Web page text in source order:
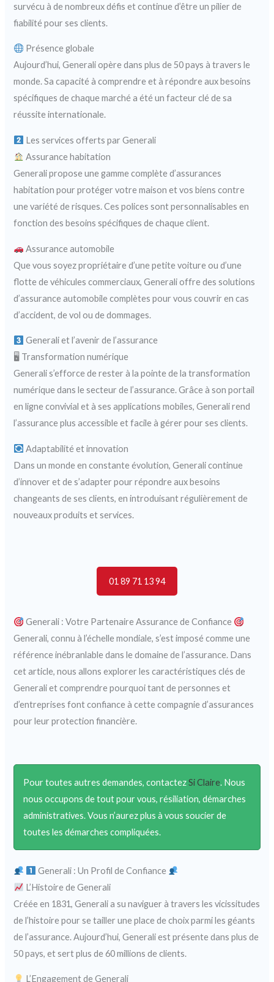
survécu à de nombreux défis et continue d’être un pilier de
fiabilité pour ses clients.
Présence globale
Aujourd’hui, Generali opère dans plus de 50 pays à travers le
monde. Sa capacité à comprendre et à répondre aux besoins
spécifiques de chaque marché a été un facteur clé de sa
réussite internationale.
Les services offerts par Generali
Assurance habitation
Generali propose une gamme complète d’assurances
habitation pour protéger votre maison et vos biens contre
une variété de risques. Ces polices sont personnalisables en
fonction des besoins spécifiques de chaque client.
Assurance automobile
Que vous soyez propriétaire d’une petite voiture ou d’une
flotte de véhicules commerciaux, Generali offre des solutions
d’assurance automobile complètes pour vous couvrir en cas
d’accident, de vol ou de dommages.
Generali et l’avenir de l’assurance
🖥 Transformation numérique
Generali s’efforce de rester à la pointe de la transformation
numérique dans le secteur de l’assurance. Grâce à son portail
en ligne convivial et à ses applications mobiles, Generali rend
l’assurance plus accessible et facile à gérer pour ses clients.
Adaptabilité et innovation
Dans un monde en constante évolution, Generali continue
d’innover et de s’adapter pour répondre aux besoins
changeants de ses clients, en introduisant régulièrement de
nouveaux produits et services.
01 89 71 13 94
Generali : Votre Partenaire Assurance de Confiance
Generali, connu à l’échelle mondiale, s’est imposé comme une
référence inébranlable dans le domaine de l’assurance. Dans
cet article, nous allons explorer les caractéristiques clés de
Generali et comprendre pourquoi tant de personnes et
d’entreprises font confiance à cette compagnie d’assurances
pour leur protection financière.
Pour toutes autres demandes, contactezSi Claire. Nous
nous occupons de tout pour vous, résiliation, démarches
administratives. Vous n’aurez plus à vous soucier de
toutes les démarches compliquées.
Generali : Un Profil de Confiance
L’Histoire de Generali
Créée en 1831, Generali a su naviguer à travers les vicissitudes
de l’histoire pour se tailler une place de choix parmi les géants
de l’assurance. Aujourd’hui, Generali est présente dans plus de
50 pays, et sert plus de 60 millions de clients.
L’Engagement de Generali